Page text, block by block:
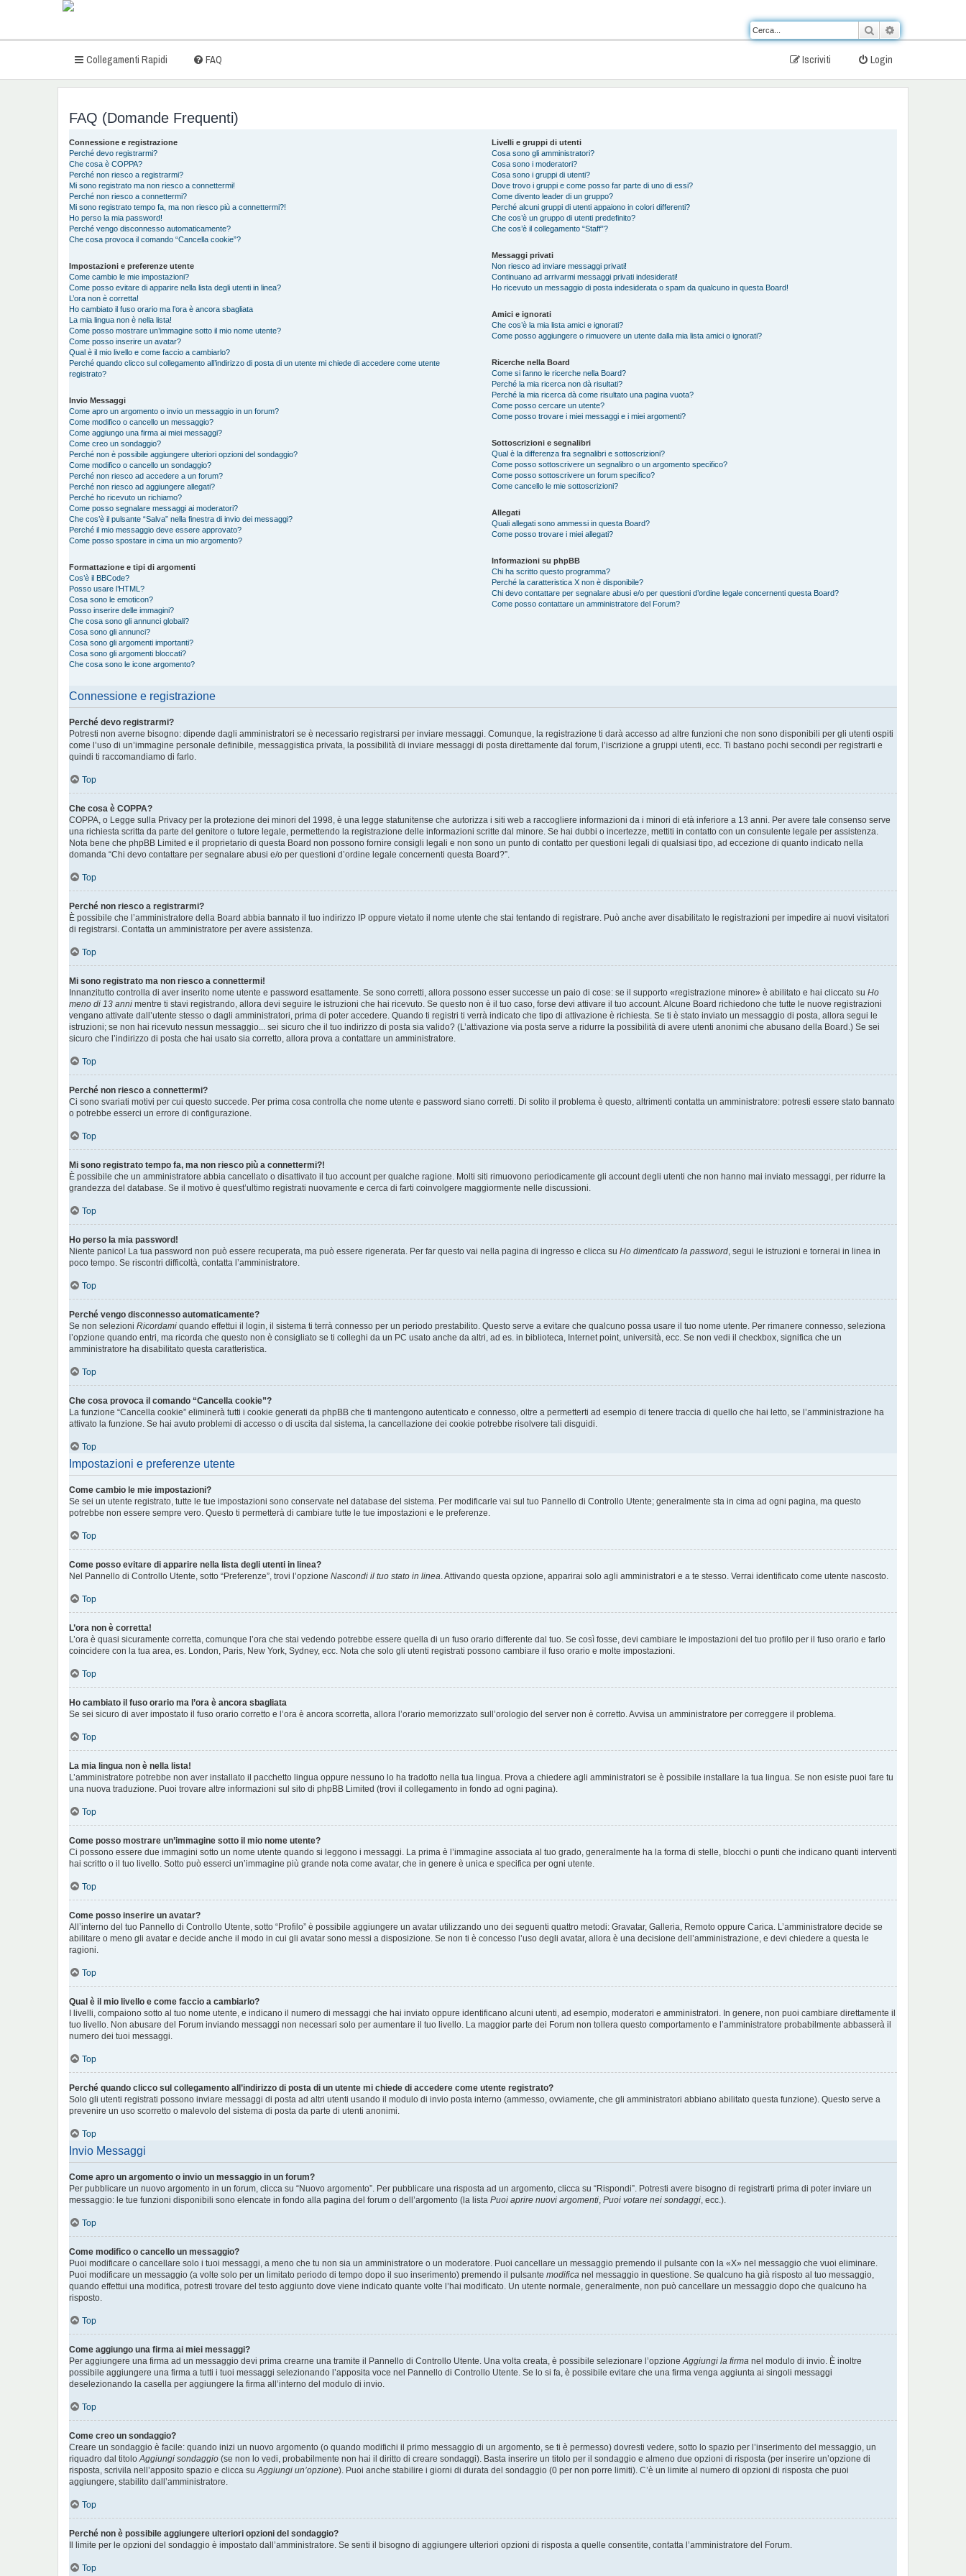
Cerca
Collegamenti Rapidi FAQ Login
Iscriviti
FAQ (Domande Frequenti)
Connessione e registrazione
Perché devo registrarmi?
Che cosa è COPPA?
Perché non riesco a registrarmi?
Mi sono registrato ma non riesco a connettermi!
Perché non riesco a connettermi?
Mi sono registrato tempo fa, ma non riesco più a connettermi?!
Ho perso la mia password!
Perché vengo disconnesso automaticamente?
Che cosa provoca il comando “Cancella cookie”?
Impostazioni e preferenze utente
Come cambio le mie impostazioni?
Come posso evitare di apparire nella lista degli utenti in linea?
L’ora non è corretta!
Ho cambiato il fuso orario ma l’ora è ancora sbagliata
La mia lingua non è nella lista!
Come posso mostrare un’immagine sotto il mio nome utente?
Come posso inserire un avatar?
Qual è il mio livello e come faccio a cambiarlo?
Perché quando clicco sul collegamento all’indirizzo di posta di un utente mi chiede di accedere come utente
registrato?
Invio Messaggi
Come apro un argomento o invio un messaggio in un forum?
Come modifico o cancello un messaggio?
Come aggiungo una firma ai miei messaggi?
Come creo un sondaggio?
Perché non è possibile aggiungere ulteriori opzioni del sondaggio?
Come modifico o cancello un sondaggio?
Perché non riesco ad accedere a un forum?
Perché non riesco ad aggiungere allegati?
Perché ho ricevuto un richiamo?
Come posso segnalare messaggi ai moderatori?
Che cos’è il pulsante “Salva” nella finestra di invio dei messaggi?
Perché il mio messaggio deve essere approvato?
Come posso spostare in cima un mio argomento?
Formattazione e tipi di argomenti
Cos’è il BBCode?
Posso usare l’HTML?
Cosa sono le emoticon?
Posso inserire delle immagini?
Che cosa sono gli annunci globali?
Cosa sono gli annunci?
Cosa sono gli argomenti importanti?
Cosa sono gli argomenti bloccati?
Che cosa sono le icone argomento?
Livelli e gruppi di utenti
Cosa sono gli amministratori?
Cosa sono i moderatori?
Cosa sono i gruppi di utenti?
Dove trovo i gruppi e come posso far parte di uno di essi?
Come divento leader di un gruppo?
Perché alcuni gruppi di utenti appaiono in colori differenti?
Che cos’è un gruppo di utenti predefinito?
Che cos’è il collegamento “Staff”?
Messaggi privati
Non riesco ad inviare messaggi privati!
Continuano ad arrivarmi messaggi privati indesiderati!
Ho ricevuto un messaggio di posta indesiderata o spam da qualcuno in questa Board!
Amici e ignorati
Che cos’è la mia lista amici e ignorati?
Come posso aggiungere o rimuovere un utente dalla mia lista amici o ignorati?
Ricerche nella Board
Come si fanno le ricerche nella Board?
Perché la mia ricerca non dà risultati?
Perché la mia ricerca dà come risultato una pagina vuota?
Come posso cercare un utente?
Come posso trovare i miei messaggi e i miei argomenti?
Sottoscrizioni e segnalibri
Qual è la differenza fra segnalibri e sottoscrizioni?
Come posso sottoscrivere un segnalibro o un argomento specifico?
Come posso sottoscrivere un forum specifico?
Come cancello le mie sottoscrizioni?
Allegati
Quali allegati sono ammessi in questa Board?
Come posso trovare i miei allegati?
Informazioni su phpBB
Chi ha scritto questo programma?
Perché la caratteristica X non è disponibile?
Chi devo contattare per segnalare abusi e/o per questioni d’ordine legale concernenti questa Board?
Come posso contattare un amministratore del Forum?
Connessione e registrazione
Perché devo registrarmi?
Potresti non averne bisogno: dipende dagli amministratori se è necessario registrarsi per inviare messaggi. Comunque, la registrazione ti darà accesso ad altre funzioni che non sono disponibili per gli utenti ospiti
come l’uso di un’immagine personale definibile, messaggistica privata, la possibilità di inviare messaggi di posta direttamente dal forum, l’iscrizione a gruppi utenti, ecc. Ti bastano pochi secondi per registrarti e
quindi ti raccomandiamo di farlo.
Top
Che cosa è COPPA?
COPPA, o Legge sulla Privacy per la protezione dei minori del 1998, è una legge statunitense che autorizza i siti web a raccogliere informazioni da i minori di età inferiore a 13 anni. Per avere tale consenso serve
una richiesta scritta da parte del genitore o tutore legale, permettendo la registrazione delle informazioni scritte dal minore. Se hai dubbi o incertezze, mettiti in contatto con un consulente legale per assistenza.
Nota bene che phpBB Limited e il proprietario di questa Board non possono fornire consigli legali e non sono un punto di contatto per questioni legali di qualsiasi tipo, ad eccezione di quanto indicato nella
domanda “Chi devo contattare per segnalare abusi e/o per questioni d’ordine legale concernenti questa Board?”.
Top
Perché non riesco a registrarmi?
È possibile che l’amministratore della Board abbia bannato il tuo indirizzo IP oppure vietato il nome utente che stai tentando di registrare. Può anche aver disabilitato le registrazioni per impedire ai nuovi visitatori
di registrarsi. Contatta un amministratore per avere assistenza.
Top
Mi sono registrato ma non riesco a connettermi!
Innanzitutto controlla di aver inserito nome utente e password esattamente. Se sono corretti, allora possono esser successe un paio di cose: se il supporto «registrazione minore» è abilitato e hai cliccato su Ho
meno di 13 anni mentre ti stavi registrando, allora devi seguire le istruzioni che hai ricevuto. Se questo non è il tuo caso, forse devi attivare il tuo account. Alcune Board richiedono che tutte le nuove registrazioni
vengano attivate dall’utente stesso o dagli amministratori, prima di poter accedere. Quando ti registri ti verrà indicato che tipo di attivazione è richiesta. Se ti è stato inviato un messaggio di posta, allora segui le
istruzioni; se non hai ricevuto nessun messaggio... sei sicuro che il tuo indirizzo di posta sia valido? (L’attivazione via posta serve a ridurre la possibilità di avere utenti anonimi che abusano della Board.) Se sei
sicuro che l’indirizzo di posta che hai usato sia corretto, allora prova a contattare un amministratore.
Top
Perché non riesco a connettermi?
Ci sono svariati motivi per cui questo succede. Per prima cosa controlla che nome utente e password siano corretti. Di solito il problema è questo, altrimenti contatta un amministratore: potresti essere stato bannato
o potrebbe esserci un errore di configurazione.
Top
Mi sono registrato tempo fa, ma non riesco più a connettermi?!
È possibile che un amministratore abbia cancellato o disattivato il tuo account per qualche ragione. Molti siti rimuovono periodicamente gli account degli utenti che non hanno mai inviato messaggi, per ridurre la
grandezza del database. Se il motivo è quest’ultimo registrati nuovamente e cerca di farti coinvolgere maggiormente nelle discussioni.
Top
Ho perso la mia password!
Niente panico! La tua password non può essere recuperata, ma può essere rigenerata. Per far questo vai nella pagina di ingresso e clicca su Ho dimenticato la password, segui le istruzioni e tornerai in linea in
poco tempo. Se riscontri difficoltà, contatta l’amministratore.
Top
Perché vengo disconnesso automaticamente?
Se non selezioni Ricordami quando effettui il login, il sistema ti terrà connesso per un periodo prestabilito. Questo serve a evitare che qualcuno possa usare il tuo nome utente. Per rimanere connesso, seleziona
l’opzione quando entri, ma ricorda che questo non è consigliato se ti colleghi da un PC usato anche da altri, ad es. in biblioteca, Internet point, università, ecc. Se non vedi il checkbox, significa che un
amministratore ha disabilitato questa caratteristica.
Top
Che cosa provoca il comando “Cancella cookie”?
La funzione “Cancella cookie” eliminerà tutti i cookie generati da phpBB che ti mantengono autenticato e connesso, oltre a permetterti ad esempio di tenere traccia di quello che hai letto, se l’amministrazione ha
attivato la funzione. Se hai avuto problemi di accesso o di uscita dal sistema, la cancellazione dei cookie potrebbe risolvere tali disguidi.
Top
Impostazioni e preferenze utente
Come cambio le mie impostazioni?
Se sei un utente registrato, tutte le tue impostazioni sono conservate nel database del sistema. Per modificarle vai sul tuo Pannello di Controllo Utente; generalmente sta in cima ad ogni pagina, ma questo
potrebbe non essere sempre vero. Questo ti permetterà di cambiare tutte le tue impostazioni e le preferenze.
Top
Come posso evitare di apparire nella lista degli utenti in linea?
Nel Pannello di Controllo Utente, sotto “Preferenze”, trovi l’opzione Nascondi il tuo stato in linea. Attivando questa opzione, apparirai solo agli amministratori e a te stesso. Verrai identificato come utente nascosto.
Top
L’ora non è corretta!
L’ora è quasi sicuramente corretta, comunque l’ora che stai vedendo potrebbe essere quella di un fuso orario differente dal tuo. Se così fosse, devi cambiare le impostazioni del tuo profilo per il fuso orario e farlo
coincidere con la tua area, es. London, Paris, New York, Sydney, ecc. Nota che solo gli utenti registrati possono cambiare il fuso orario e molte impostazioni.
Top
Ho cambiato il fuso orario ma l’ora è ancora sbagliata
Se sei sicuro di aver impostato il fuso orario corretto e l’ora è ancora scorretta, allora l’orario memorizzato sull’orologio del server non è corretto. Avvisa un amministratore per correggere il problema.
Top
La mia lingua non è nella lista!
L’amministratore potrebbe non aver installato il pacchetto lingua oppure nessuno lo ha tradotto nella tua lingua. Prova a chiedere agli amministratori se è possibile installare la tua lingua. Se non esiste puoi fare tu
una nuova traduzione. Puoi trovare altre informazioni sul sito di phpBB Limited (trovi il collegamento in fondo ad ogni pagina).
Top
Come posso mostrare un’immagine sotto il mio nome utente?
Ci possono essere due immagini sotto un nome utente quando si leggono i messaggi. La prima è l’immagine associata al tuo grado, generalmente ha la forma di stelle, blocchi o punti che indicano quanti interventi
hai scritto o il tuo livello. Sotto può esserci un’immagine più grande nota come avatar, che in genere è unica e specifica per ogni utente.
Top
Come posso inserire un avatar?
All’interno del tuo Pannello di Controllo Utente, sotto “Profilo” è possibile aggiungere un avatar utilizzando uno dei seguenti quattro metodi: Gravatar, Galleria, Remoto oppure Carica. L’amministratore decide se
abilitare o meno gli avatar e decide anche il modo in cui gli avatar sono messi a disposizione. Se non ti è concesso l’uso degli avatar, allora è una decisione dell’amministrazione, e devi chiedere a questa le
ragioni.
Top
Qual è il mio livello e come faccio a cambiarlo?
I livelli, compaiono sotto al tuo nome utente, e indicano il numero di messaggi che hai inviato oppure identificano alcuni utenti, ad esempio, moderatori e amministratori. In genere, non puoi cambiare direttamente il
tuo livello. Non abusare del Forum inviando messaggi non necessari solo per aumentare il tuo livello. La maggior parte dei Forum non tollera questo comportamento e l’amministratore probabilmente abbasserà il
numero dei tuoi messaggi.
Top
Perché quando clicco sul collegamento all’indirizzo di posta di un utente mi chiede di accedere come utente registrato?
Solo gli utenti registrati possono inviare messaggi di posta ad altri utenti usando il modulo di invio posta interno (ammesso, ovviamente, che gli amministratori abbiano abilitato questa funzione). Questo serve a
prevenire un uso scorretto o malevolo del sistema di posta da parte di utenti anonimi.
Top
Invio Messaggi
Come apro un argomento o invio un messaggio in un forum?
Per pubblicare un nuovo argomento in un forum, clicca su “Nuovo argomento”. Per pubblicare una risposta ad un argomento, clicca su “Rispondi”. Potresti avere bisogno di registrarti prima di poter inviare un
messaggio: le tue funzioni disponibili sono elencate in fondo alla pagina del forum o dell’argomento (la lista Puoi aprire nuovi argomenti, Puoi votare nei sondaggi, ecc.).
Top
Come modifico o cancello un messaggio?
Puoi modificare o cancellare solo i tuoi messaggi, a meno che tu non sia un amministratore o un moderatore. Puoi cancellare un messaggio premendo il pulsante con la «X» nel messaggio che vuoi eliminare.
Puoi modificare un messaggio (a volte solo per un limitato periodo di tempo dopo il suo inserimento) premendo il pulsante modifica nel messaggio in questione. Se qualcuno ha già risposto al tuo messaggio,
quando effettui una modifica, potresti trovare del testo aggiunto dove viene indicato quante volte l’hai modificato. Un utente normale, generalmente, non può cancellare un messaggio dopo che qualcuno ha
risposto.
Top
Come aggiungo una firma ai miei messaggi?
Per aggiungere una firma ad un messaggio devi prima crearne una tramite il Pannello di Controllo Utente. Una volta creata, è possibile selezionare l’opzioneAggiungi la firma nel modulo di invio. È inoltre
possibile aggiungere una firma a tutti i tuoi messaggi selezionando l’apposita voce nel Pannello di Controllo Utente. Se lo si fa, è possibile evitare che una firma venga aggiunta ai singoli messaggi
deselezionando la casella per aggiungere la firma all’interno del modulo di invio.
Top
Come creo un sondaggio?
Creare un sondaggio è facile: quando inizi un nuovo argomento (o quando modifichi il primo messaggio di un argomento, se ti è permesso) dovresti vedere, sotto lo spazio per l’inserimento del messaggio, un
riquadro dal titoloAggiungi sondaggio (se non lo vedi, probabilmente non hai il diritto di creare sondaggi). Basta inserire un titolo per il sondaggio e almeno due opzioni di risposta (per inserire un’opzione di
risposta, scrivila nell’apposito spazio e clicca suAggiungi un’opzione). Puoi anche stabilire i giorni di durata del sondaggio (0 per non porre limiti). C’è un limite al numero di opzioni di risposta che puoi
aggiungere, stabilito dall’amministratore.
Top
Perché non è possibile aggiungere ulteriori opzioni del sondaggio?
Il limite per le opzioni del sondaggio è impostato dall’amministratore. Se senti il bisogno di aggiungere ulteriori opzioni di risposta a quelle consentite, contatta l’amministratore del Forum.
Top